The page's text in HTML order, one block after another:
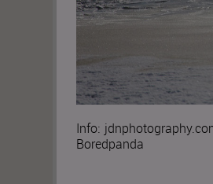
Info:
Boredpanda